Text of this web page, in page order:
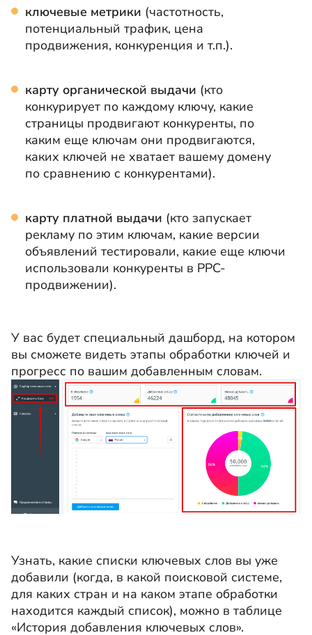
ключевые метрики (частотность,
потенциальный трафик, цена
продвижения, конкуренция и т.п.).
карту органической выдачи (кто
конкурирует по каждому ключу, какие
страницы продвигают конкуренты, по
каким еще ключам они продвигаются,
каких ключей не хватает вашему домену
по сравнению с конкурентами).
карту платной выдачи (кто запускает
рекламу по этим ключам, какие версии
объявлений тестировали, какие еще ключи
использовали конкуренты в PPC-
продвижении).
У вас будет специальный дашборд, на котором
вы сможете видеть этапы обработки ключей и
прогресс по вашим добавленным словам.
Узнать, какие списки ключевых слов вы уже
добавили (когда, в какой поисковой системе,
для каких стран и на каком этапе обработки
находится каждый список), можно в таблице
«История добавления ключевых слов».